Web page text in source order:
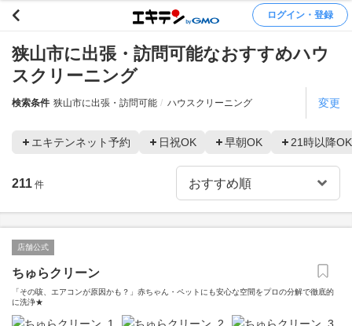
ログイン・登録
狭山市に出張・訪問可能なおすすめハウ
スクリーニング
検索条件 狭山市に出張・訪問可能 ハウスクリーニング 変更
エキテンネット予約 日祝OK 早朝OK 21時以降OK
211 件
店舗公式
ちゅらクリーン
「その咳、エアコンが原因かも？」赤ちゃん・ペットにも安心な空間をプロの分解で徹底的
に洗浄★